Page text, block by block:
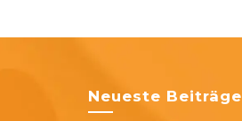
Neueste Beiträge